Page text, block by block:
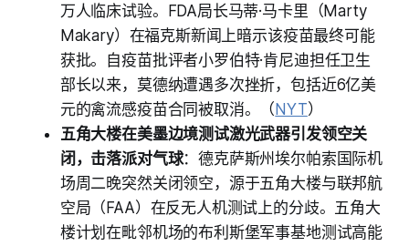
万人临床试验。FDA局长马蒂·马卡里（Marty
Makary）在福克斯新闻上暗示该疫苗最终可能
获批。自疫苗批评者小罗伯特·肯尼迪担任卫生
部长以来，莫德纳遭遇多次挫折，包括近6亿美
元的禽流感疫苗合同被取消。（NYT）
五角大楼在美墨边境测试激光武器引发领空关
闭，击落派对气球：德克萨斯州埃尔帕索国际机
场周二晚突然关闭领空，源于五角大楼与联邦航
空局（FAA）在反无人机测试上的分歧。五角大
楼计划在毗邻机场的布利斯堡军事基地测试高能